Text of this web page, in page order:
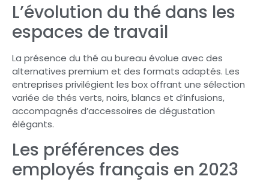
L’évolution du thé dans les
espaces de travail
La présence du thé au bureau évolue avec des
alternatives premium et des formats adaptés. Les
entreprises privilégient les box offrant une sélection
variée de thés verts, noirs, blancs et d’infusions,
accompagnés d’accessoires de dégustation
élégants.
Les préférences des
employés français en 2023